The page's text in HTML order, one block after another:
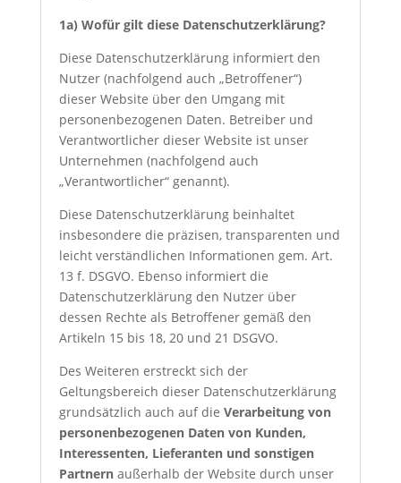
1a) Wofür gilt diese Datenschutzerklärung?
Diese Datenschutzerklärung informiert den
Nutzer (nachfolgend auch „Betroffener“)
dieser Website über den Umgang mit
personenbezogenen Daten. Betreiber und
Verantwortlicher dieser Website ist unser
Unternehmen (nachfolgend auch
„Verantwortlicher“ genannt).
Diese Datenschutzerklärung beinhaltet
insbesondere die präzisen, transparenten und
leicht verständlichen Informationen gem. Art.
13 f. DSGVO. Ebenso informiert die
Datenschutzerklärung den Nutzer über
dessen Rechte als Betroffener gemäß den
Artikeln 15 bis 18, 20 und 21 DSGVO.
Des Weiteren erstreckt sich der
Geltungsbereich dieser Datenschutzerklärung
grundsätzlich auch auf die Verarbeitung von
personenbezogenen Daten von Kunden,
Interessenten, Lieferanten und sonstigen
Partnern außerhalb der Website durch unser